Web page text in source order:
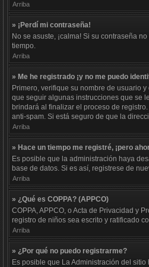
Arriba
» ¡Perdí mi contraseña!
No se asuste, ¡calma! Si su contraseña
tiempo.
Arriba
» Me he registrado ¡y no me puedo
Primero, verifique su nombre de usuario
que seguir algunas instrucciones que se
brindará al finalizar el proceso de
anti-spam. Si está seguro de que la
Arriba
» Hace un tiempo me registré, ¡pero
Es posible que la administración haya
base de datos. Si es así, registrese de
Arriba
» ¿Qué es COPPA? (APPCO)
COPPA, APPCO, o Acta de Privacidad y
registro de niños sea escrito y ratificado
Arriba
» ¿Por qué no puedo registrarme?
Es posible que La Administración del